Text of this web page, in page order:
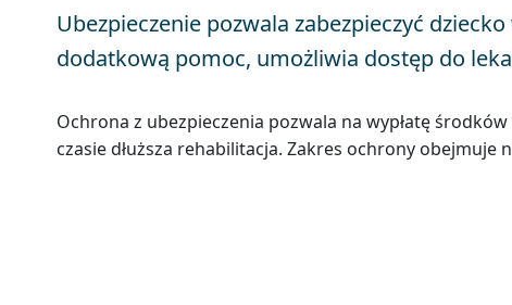
Ubezpieczenie pozwala zabezpieczyć
dodatkową pomoc, umożliwia dostęp do
Ochrona z ubezpieczenia pozwala na wypłatę
czasie dłuższa rehabilitacja. Zakres ochrony obejmuje